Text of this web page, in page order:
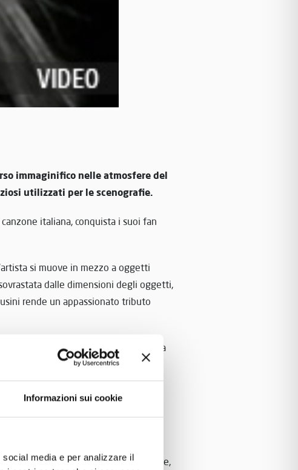
Informazioni sui cookie
media e per analizzare il
immaginifico nelle atmosfere del
utilizzati per le scenografie.
italiana, conquista i suoi fan
si muove in mezzo a oggetti
dalle dimensioni degli oggetti,
rende un appassionato tributo
il regista Gaetano Morbioli e la
del Museo Nicolis di
addirittura passeggiare,
fine ‘800, una stupenda Franklin,
design esclusivo e alle scritte dorate,